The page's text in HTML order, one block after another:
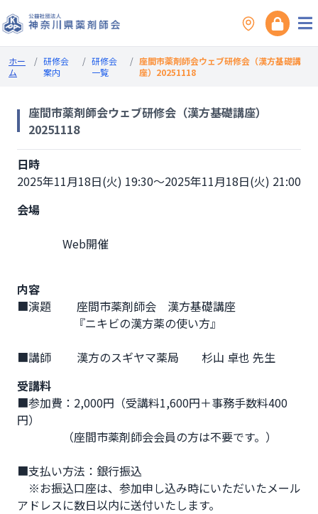
ホー
ム
/ 研修会
案内
/ 研修会
一覧
/ 座間市薬剤師会ウェブ研修会（漢方基礎講
座）20251118
座間市薬剤師会ウェブ研修会（漢方基礎講座）
20251118
日時
2025年11月18日(火) 19:30～2025年11月18日(火) 21:00
会場
内容
■演題　　 座間市薬剤師会　漢方基礎講座
『ニキビの漢方薬の使い方』
■講師　　 漢方のスギヤマ薬局　　杉山 卓也 先生
受講料
■参加費：2,000円（受講料1,600円＋事務手数料400
円）
（座間市薬剤師会会員の方は不要です。）
■支払い方法：銀行振込
※お振込口座は、参加申し込み時にいただいたメール
アドレスに数日以内に送付いたします。